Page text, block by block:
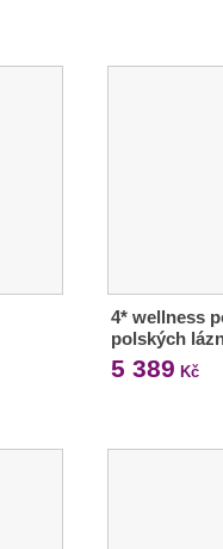
4* wellness
polských
5 389 Kč